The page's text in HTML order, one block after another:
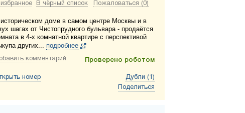
В чёрный список Пожаловаться (0)
доме в самом центре Москвы и в
шагах от Чистопрудного бульвара - продаётся
в 4-х комнатной квартире с перспективой
других... подробнее
Проверено роботом
комментарий
номер
Дубли (1)
Поделиться